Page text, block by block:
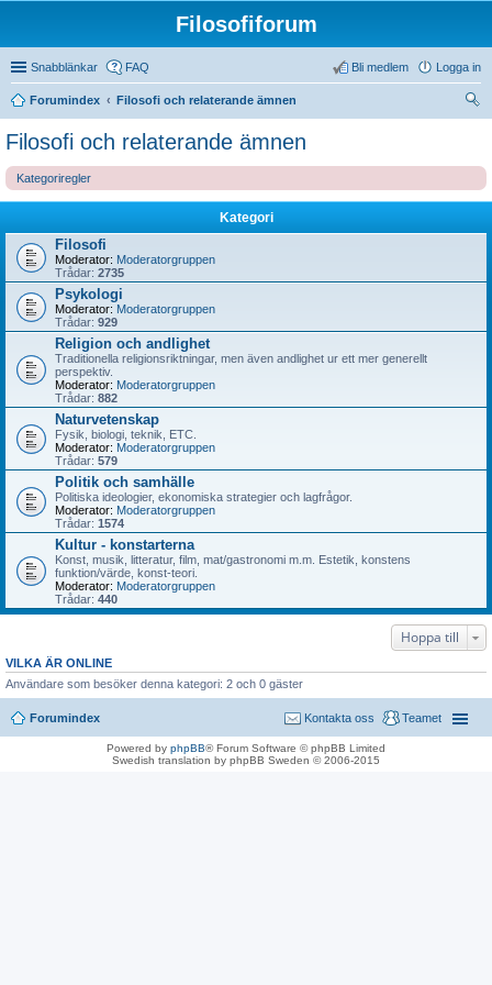
Filosofiforum
Snabblänkar FAQ Logga in
Bli medlem
Forumindex
Filosofi och relaterande ämnen
Filosofi och relaterande ämnen
Kategoriregler
Kategori
Filosofi
Moderator: Moderatorgruppen
Trådar: 2735
Psykologi
Moderator: Moderatorgruppen
Trådar: 929
Religion och andlighet
Traditionella religionsriktningar, men även andlighet ur ett mer generellt
perspektiv.
Moderator: Moderatorgruppen
Trådar: 882
Naturvetenskap
Fysik, biologi, teknik, ETC.
Moderator: Moderatorgruppen
Trådar: 579
Politik och samhälle
Politiska ideologier, ekonomiska strategier och lagfrågor.
Moderator: Moderatorgruppen
Trådar: 1574
Kultur - konstarterna
Konst, musik, litteratur, film, mat/gastronomi m.m. Estetik, konstens
funktion/värde, konst-teori.
Moderator: Moderatorgruppen
Trådar: 440
Hoppa till
VILKA ÄR ONLINE
Användare som besöker denna kategori: 2 och 0 gäster
Forumindex Teamet
Kontakta oss
Powered by phpBB® Forum Software © phpBB Limited
Swedish translation by phpBB Sweden © 2006-2015